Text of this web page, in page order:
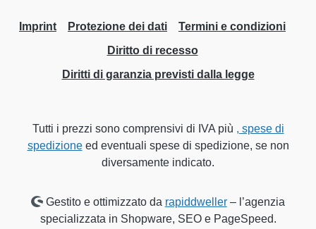
Imprint Protezione dei dati
Termini e condizioni
Diritto di recesso
Diritti di garanzia previsti dalla legge
Tutti i prezzi sono comprensivi di IVA più , spese di
spedizioneed eventuali spese di spedizione, se non
diversamente indicato.
Gestito e ottimizzato da rapiddweller– l’agenzia
specializzata in Shopware, SEO e PageSpeed.